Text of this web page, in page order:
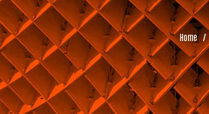
Home /